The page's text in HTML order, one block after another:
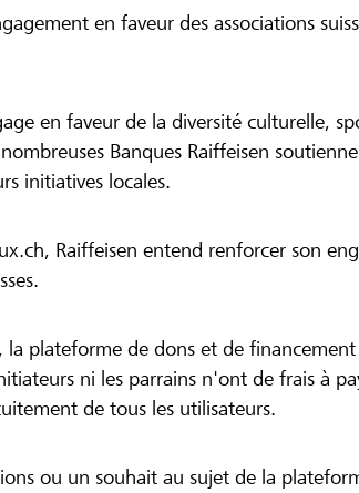
en faveur des associations
en faveur de la diversité culturelle,
Banques Raiffeisen
initiatives locales.
Raiffeisen entend renforcer son
la plateforme de dons et de
ni les parrains n'ont de frais à
de tous les utilisateurs.
ou un souhait au sujet de la